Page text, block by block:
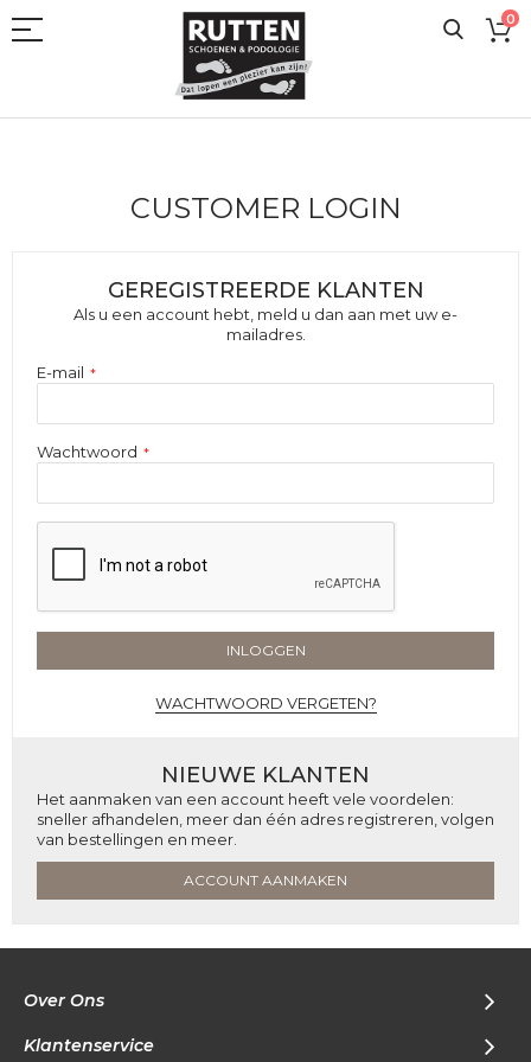
naar
0
CUSTOMER LOGIN
GEREGISTREERDE KLANTEN
Als u een account hebt, meld u dan aan met uw e-
mailadres.
E-mail
Wachtwoord
INLOGGEN
WACHTWOORD VERGETEN?
NIEUWE KLANTEN
Het aanmaken van een account heeft vele voordelen:
sneller afhandelen, meer dan één adres registreren, volgen
van bestellingen en meer.
ACCOUNT AANMAKEN
Over Ons
Klantenservice